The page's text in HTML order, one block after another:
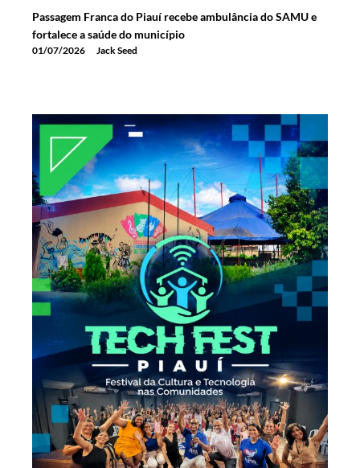
Passagem Franca do Piauí recebe ambulância do SAMU e
fortalece a saúde do município
01/07/2026 Jack Seed